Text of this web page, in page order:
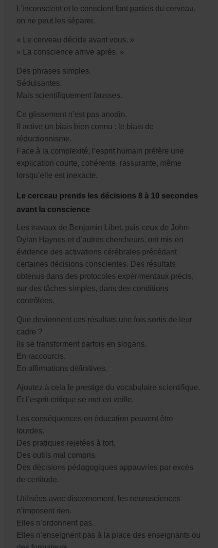
L’inconscient et le conscient font parties du cerveau,
on ne peut les séparer.
« Le cerveau décide avant vous. »
« La conscience arrive après. »
Des phrases simples.
Séduisantes.
Mais scientifiquement fausses.
Ce glissement n’est pas anodin.
Il active un biais bien connu : le biais de
réductionnisme.
Face à la complexité, l’esprit humain préfère une
explication courte, cohérente, rassurante, même
lorsqu’elle est inexacte.
Le cerceau prends les décisions 8 à 10 secondes
avant la conscience
Les travaux de Benjamin Libet, puis ceux de John-
Dylan Haynes et d’autres chercheurs, ont mis en
évidence des activations cérébrales précédant
certaines décisions conscientes. Des résultats
obtenus dans des protocoles expérimentaux précis,
sur des tâches simples, dans des conditions
contrôlées.
Que deviennent ces résultats une fois sortis de leur
cadre ?
Ils se transforment parfois en slogans.
En raccourcis.
En affirmations définitives.
Ajoutez à cela le prestige du vocabulaire scientifique.
Et l’esprit critique se met en veille.
Les conséquences en éducation peuvent être
lourdes.
Des pratiques rejetées à tort.
Des outils mal compris.
Des décisions pédagogiques appauvries par excès
de certitude.
Utilisées avec discernement, les neurosciences
n’imposent rien.
Elles n’ordonnent pas.
Elles n’enseignent pas à la place des enseignants ou